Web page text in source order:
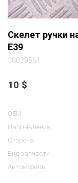
Скелет ручки
E39
18029561
10 $
OEM
Направление
Сторона
Вид запчасти
Автомобиль